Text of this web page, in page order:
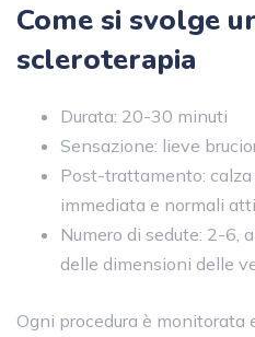
Come si svolge
scleroterapia
Durata: 20-30 minuti
Sensazione: lieve
Post-trattamento:
immediata e normali
Numero di sedute: 2-6,
delle dimensioni delle
Ogni procedura è monitorata